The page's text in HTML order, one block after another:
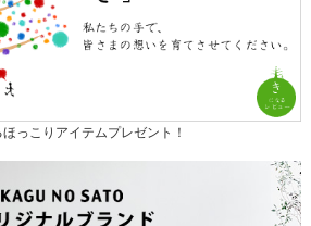
っこりアイテムプレゼント！